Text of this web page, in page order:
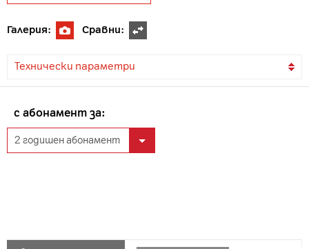
Галерия: Сравни:
Технически параметри
с абонамент за: